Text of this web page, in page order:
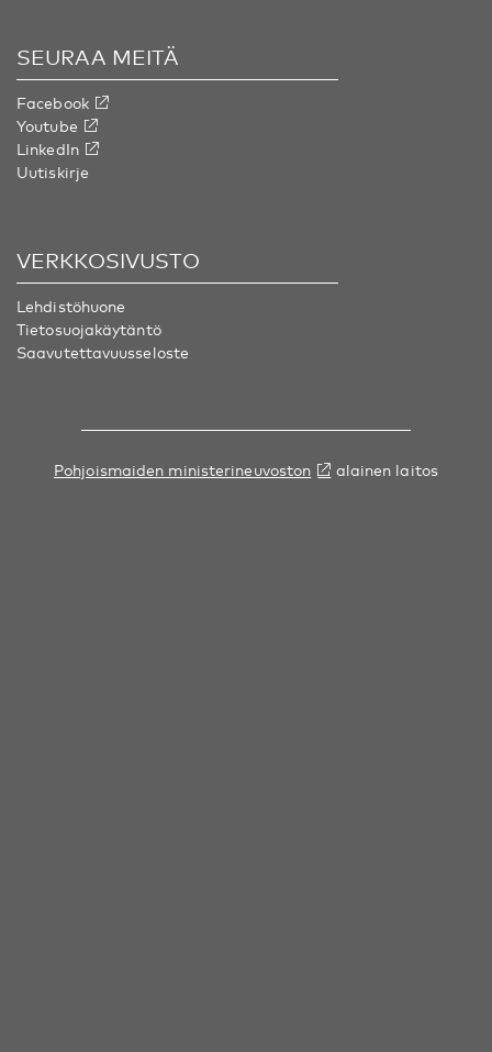
SEURAA MEITÄ
Facebook
Youtube
LinkedIn
Uutiskirje
VERKKOSIVUSTO
Lehdistöhuone
Tietosuojakäytäntö
Saavutettavuusseloste
Pohjoismaiden ministerineuvoston alainen laitos